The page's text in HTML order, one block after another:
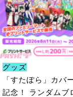
グッズ
「すたぽら」カバ
記念！ ランダムブ